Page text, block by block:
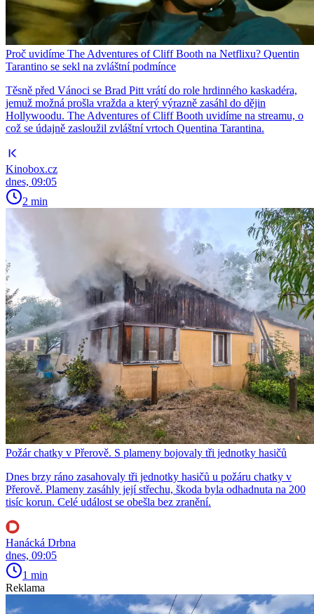
Proč uvidíme The Adventures of Cliff Booth na Netflixu? Quentin
Tarantino se sekl na zvláštní podmínce
Těsně před Vánoci se Brad Pitt vrátí do role hrdinného kaskadéra,
jemuž možná prošla vražda a který výrazně zasáhl do dějin
Hollywoodu. The Adventures of Cliff Booth uvidíme na streamu, o
což se údajně zasloužil zvláštní vrtoch Quentina Tarantina.
Kinobox.cz
dnes, 09:05
2 min
Požár chatky v Přerově. S plameny bojovaly tři jednotky hasičů
Dnes brzy ráno zasahovaly tři jednotky hasičů u požáru chatky v
Přerově. Plameny zasáhly její střechu, škoda byla odhadnuta na 200
tisíc korun. Celé událost se obešla bez zranění.
Hanácká Drbna
dnes, 09:05
1 min
Reklama